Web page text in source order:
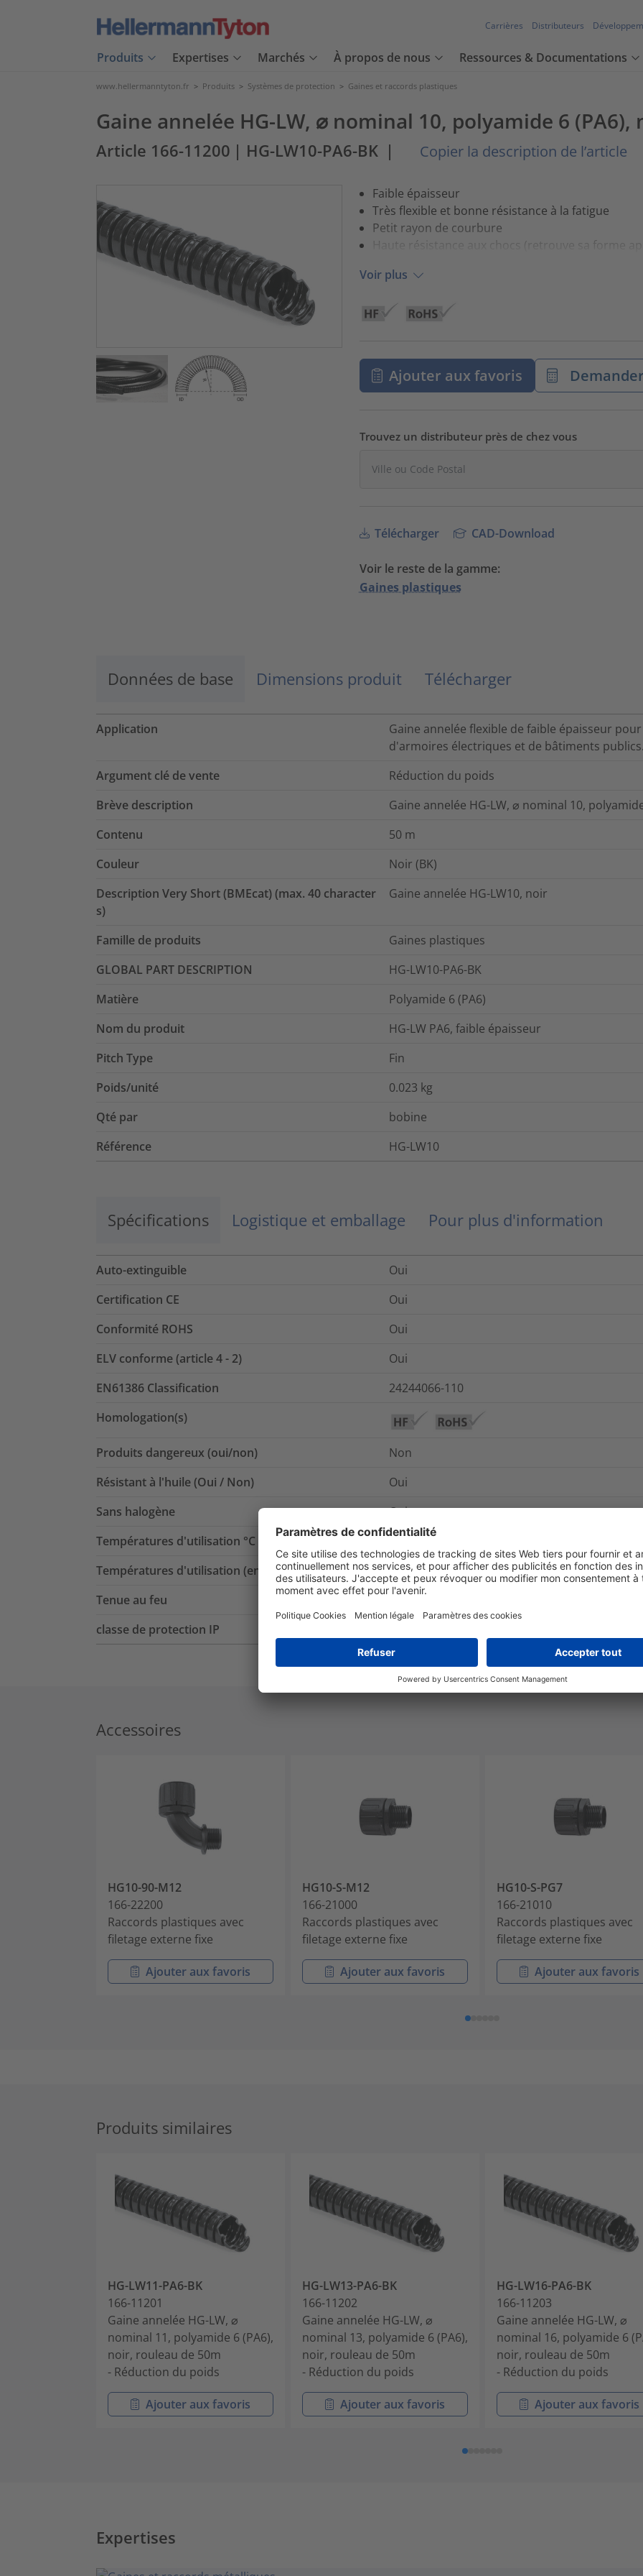
Carrières Distributeurs
Produits Expertises Marchés À propos de nous Ressources & Documentations
www.hellermanntyton.fr > Produits > Systèmes de protection > Gaines et raccords plastiques
Gaine annelée HG-LW, ⌀ nominal 10, polyamide 6
Article 166-11200 | HG-LW10-PA6-BK | Copier la description de l’article
Faible épaisseur
Très flexible et bonne résistance à la fatigue
Petit rayon de courbure
Haute résistance aux chocs (retrouve sa forme
Voir plus
Ajouter aux favoris
Trouvez un distributeur près de chez vous
Télécharger CAD-Download
Voir le reste de la gamme:
Gaines plastiques
Données de base Dimensions produit Télécharger
Application
Gaine annelée flexible de faible épaisseur
d'armoires électriques et de bâtiments publics.
Argument clé de vente
Réduction du poids
Brève description
Gaine annelée HG-LW, ⌀ nominal 10,
Contenu
50 m
Couleur
Noir (BK)
Description Very Short (BMEcat) (max. 40 character
s)
Gaine annelée HG-LW10, noir
Famille de produits
Gaines plastiques
GLOBAL PART DESCRIPTION
HG-LW10-PA6-BK
Matière
Polyamide 6 (PA6)
Nom du produit
HG-LW PA6, faible épaisseur
Pitch Type
Fin
Poids/unité
0.023 kg
Qté par
bobine
Référence
HG-LW10
Spécifications Logistique et emballage Pour plus d'information
Auto-extinguible
Oui
Certification CE
Oui
Conformité ROHS
Oui
ELV conforme (article 4 - 2)
Oui
EN61386 Classification
24244066-110
Homologation(s)
Produits dangereux (oui/non)
Non
Résistant à l'huile (Oui / Non)
Oui
Sans halogène
Oui
Températures d'utilisation °C
De -40 °C à +120 °C
Températures d'utilisation (en mouvement)
De -20 °C à +100 °C
Tenue au feu
EN IEC 61386
classe de protection IP
Accessoires
HG10-90-M12
166-22200
Raccords plastiques avec
filetage externe fixe
Ajouter aux favoris
HG10-S-M12
166-21000
Raccords plastiques avec
filetage externe fixe
Ajouter aux favoris
HG10-S-PG7
166-21010
Raccords plastiques avec
filetage externe fixe
Ajouter aux favoris
Produits similaires
HG-LW11-PA6-BK
166-11201
Gaine annelée HG-LW, ⌀
nominal 11, polyamide 6 (PA6),
noir, rouleau de 50m
- Réduction du poids
Ajouter aux favoris
HG-LW13-PA6-BK
166-11202
Gaine annelée HG-LW, ⌀
nominal 13, polyamide 6 (PA6),
noir, rouleau de 50m
- Réduction du poids
Ajouter aux favoris
HG-LW16-PA6-BK
166-11203
Gaine annelée HG-LW, ⌀
nominal 16, polyamide 6
noir, rouleau de 50m
- Réduction du poids
Ajouter aux favoris
Expertises